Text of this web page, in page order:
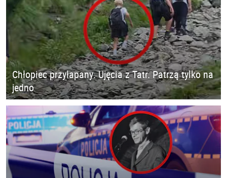
Chłopiec przyłapany. Ujęcia z Tatr. Patrzą tylko na
jedno